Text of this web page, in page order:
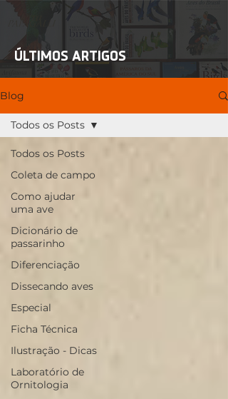
ÚLTIMOS ARTIGOS
Blog
Todos os Posts
Coleta de campo
Como ajudar
uma ave
Dicionário de
passarinho
Diferenciação
Dissecando aves
Especial
Ficha Técnica
Ilustração - Dicas
Laboratório de
Ornitologia
Todos os Posts